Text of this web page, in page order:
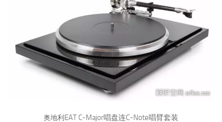
奥地利 EAT C-Major唱盘连C-Note唱臂套装